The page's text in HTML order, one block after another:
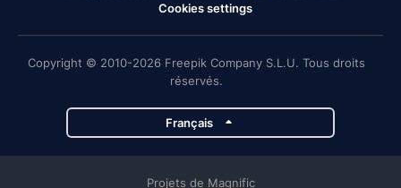
Cookies settings
Copyright © 2010-2026 Freepik Company S.L.U. Tous droits
réservés.
Français
Projets de Magnific